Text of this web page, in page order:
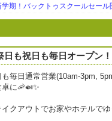
期！バックトゥスクールセール
日も祝日も毎日オープン
毎日通常営業(10am-3pm,
に🦐🍛✨
クアウトでお家やホテルで